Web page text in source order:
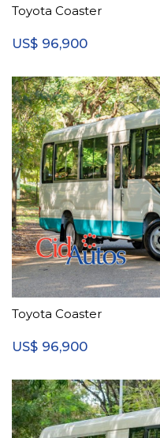
Toyota Coaster
US$ 96,900
Toyota Coaster
US$ 96,900